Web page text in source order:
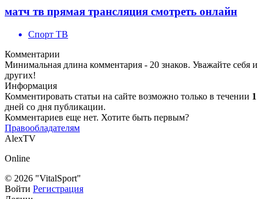
матч тв прямая трансляция смотреть онлайн
Спорт ТВ
Комментарии
Минимальная длина комментария - 20 знаков. Уважайте себя и
других!
Информация
Комментировать статьи на сайте возможно только в течении 1
дней со дня публикации.
Комментариев еще нет. Хотите быть первым?
Правообладателям
AlexTV
Online
© 2026 "VitalSport"
Войти Регистрация